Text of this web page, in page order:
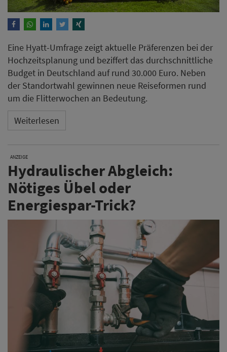
Eine Hyatt-Umfrage zeigt aktuelle Präferenzen bei der
Hochzeitsplanung und beziffert das durchschnittliche
Budget in Deutschland auf rund 30.000 Euro. Neben
der Standortwahl gewinnen neue Reiseformen rund
um die Flitterwochen an Bedeutung.
Weiterlesen
ANZEIGE
Hydraulischer Abgleich:
Nötiges Übel oder
Energiespar-Trick?